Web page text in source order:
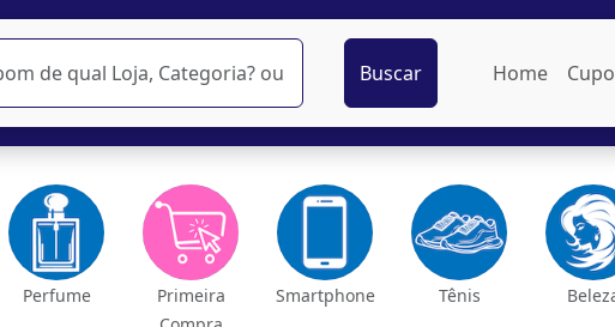
Buscar Home
Perfume
Primeira
Smartphone Tênis